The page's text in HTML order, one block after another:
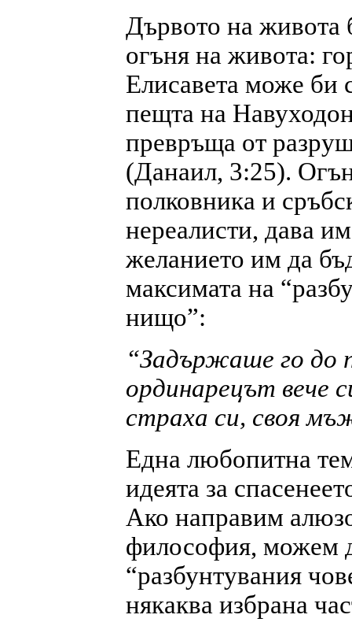
Дървото на живота
огъня на живота:
Елисавета може би
пещта на
превръща от
(Данаил, 3:25).
полковника и
нереалисти, дава
желанието им да
максимата на
нищо”:
“Задържаше го до
ординарецът вече
страха си, своя
Една любопитна
идеята за
Ако направим
философия, можем
“разбунтувания
някаква избрана